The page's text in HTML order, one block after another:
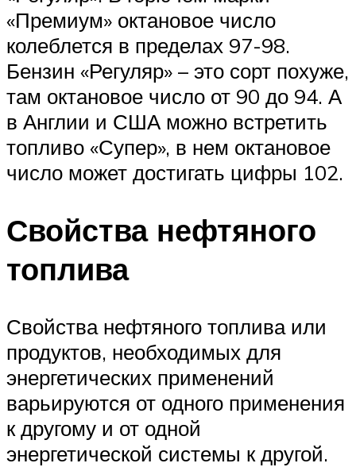
«Премиум» октановое число
колеблется в пределах 97-98.
Бензин «Регуляр» – это сорт похуже,
там октановое число от 90 до 94. А
в Англии и США можно встретить
топливо «Супер», в нем октановое
число может достигать цифры 102.
Свойства нефтяного
топлива
Свойства нефтяного топлива или
продуктов, необходимых для
энергетических применений
варьируются от одного применения
к другому и от одной
энергетической системы к другой.